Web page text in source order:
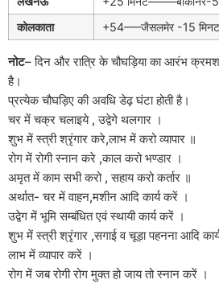
कोलकाता
+54—–जैसलमेर -15 मिनट
नोट– दिन और रात्रि के चौघड़िया का आरंभ
है।
प्रत्येक चौघड़िए की अवधि डेढ़ घंटा होती है।
चर में चक्र चलाइये , उद्वेगे थलगार ।
शुभ में स्त्री श्रृंगार करे,लाभ में करो व्यापार ॥
रोग में रोगी स्नान करे ,काल करो भण्डार ।
अमृत में काम सभी करो , सहाय करो कर्तार ॥
अर्थात- चर में वाहन,मशीन आदि कार्य करें ।
उद्वेग में भूमि सम्बंधित एवं स्थायी कार्य करें ।
शुभ में स्त्री श्रृंगार ,सगाई व चूड़ा पहनना आदि
लाभ में व्यापार करें ।
रोग में जब रोगी रोग मुक्त हो जाय तो स्नान करें ।